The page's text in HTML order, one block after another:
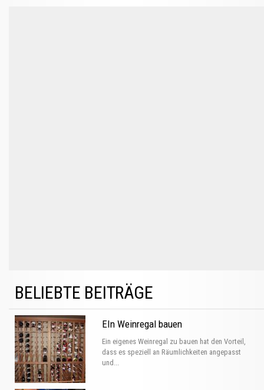
BELIEBTE BEITRÄGE
EIn Weinregal bauen
Ein eigenes Weinregal zu bauen hat den Vorteil,
dass es speziell an Räumlichkeiten angepasst
und...